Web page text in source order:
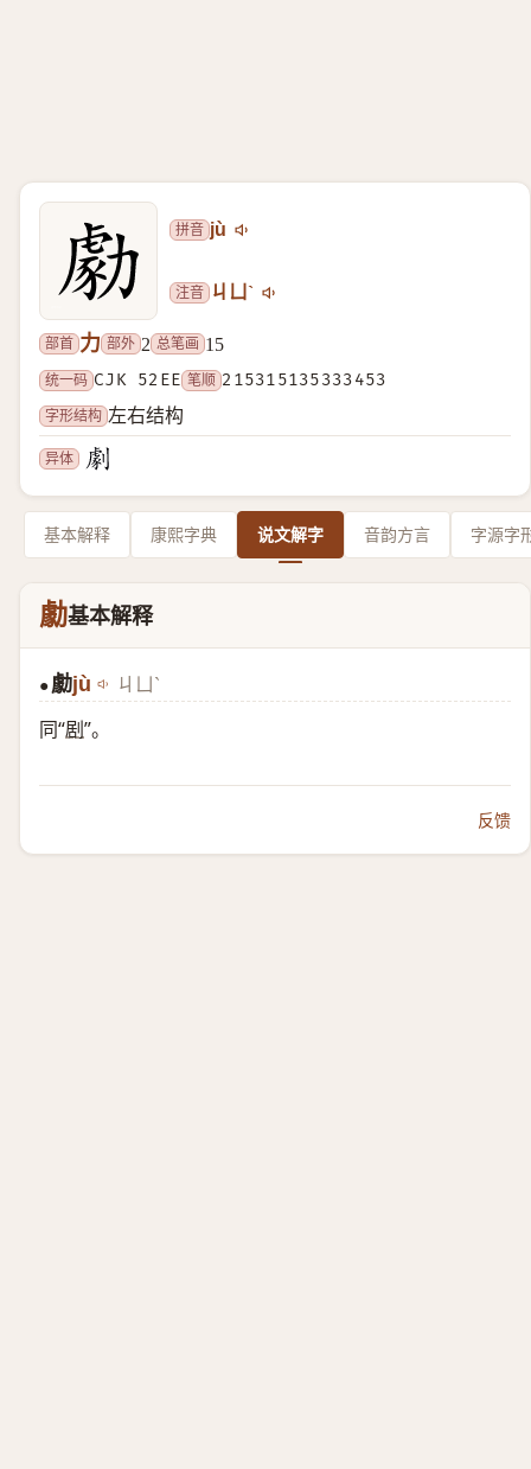
拼音 jù
注音 ㄐㄩˋ
部首 力 部外 2 总笔画 15
统一码 CJK 52EE 笔顺 215315135333453
字形结构 左右结构
异体
基本解释 康熙字典 说文解字 音韵方言 字源字
勮基本解释
● 勮jù ㄐㄩˋ
同“剧”。
反馈